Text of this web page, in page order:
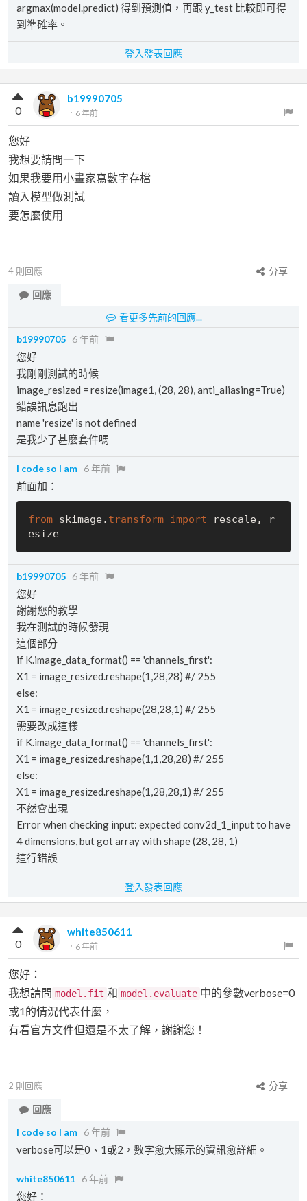
argmax(model.predict) 得到預測值，再跟 y_test 比較即可得
到準確率。
登入發表回應
b19990705
． 6 年前
0
您好
我想要請問一下
如果我要用小畫家寫數字存檔
讀入模型做測試
要怎麼使用
4 則回應
分享
回應
看更多先前的回應...
b19990705 6 年前
您好
我剛剛測試的時候
image_resized = resize(image1, (28, 28), anti_aliasing=True)
錯誤訊息跑出
name 'resize' is not defined
是我少了甚麼套件嗎
I code so I am 6 年前
前面加：
from skimage. transform import rescale, r
esize
b19990705 6 年前
您好
謝謝您的教學
我在測試的時候發現
這個部分
if K.image_data_format() == 'channels_first':
X1 = image_resized.reshape(1,28,28) #/ 255
else:
X1 = image_resized.reshape(28,28,1) #/ 255
需要改成這樣
if K.image_data_format() == 'channels_first':
X1 = image_resized.reshape(1,1,28,28) #/ 255
else:
X1 = image_resized.reshape(1,28,28,1) #/ 255
不然會出現
Error when checking input: expected conv2d_1_input to have
4 dimensions, but got array with shape (28, 28, 1)
這行錯誤
登入發表回應
white850611
． 6 年前
0
您好：
我想請問 model.fit 和 model.evaluate 中的參數verbose=0
或1的情況代表什麼，
有看官方文件但還是不太了解，謝謝您！
2 則回應
分享
回應
I code so I am 6 年前
verbose可以是0、1或2，數字愈大顯示的資訊愈詳細。
white850611 6 年前
您好：